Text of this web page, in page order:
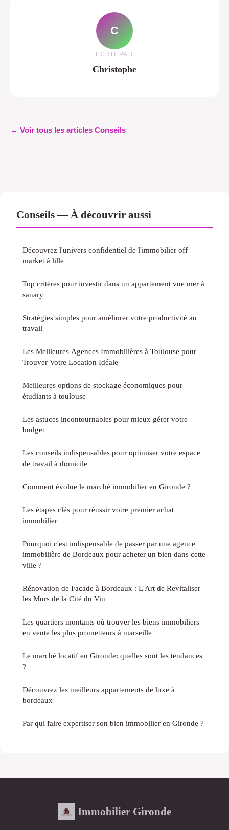
C
ECRIT PAR
Christophe
← Voir tous les articles Conseils
Conseils — À découvrir aussi
Découvrez l'univers confidentiel de l'immobilier off
market à lille
Top critères pour investir dans un appartement vue mer à
sanary
Stratégies simples pour améliorer votre productivité au
travail
Les Meilleures Agences Immobilières à Toulouse pour
Trouver Votre Location Idéale
Meilleures options de stockage économiques pour
étudiants à toulouse
Les astuces incontournables pour mieux gérer votre
budget
Les conseils indispensables pour optimiser votre espace
de travail à domicile
Comment évolue le marché immobilier en Gironde ?
Les étapes clés pour réussir votre premier achat
immobilier
Pourquoi c'est indispensable de passer par une agence
immobilière de Bordeaux pour acheter un bien dans cette
ville ?
Rénovation de Façade à Bordeaux : L'Art de Revitaliser
les Murs de la Cité du Vin
Les quartiers montants où trouver les biens immobiliers
en vente les plus prometteurs à marseille
Le marché locatif en Gironde: quelles sont les tendances
?
Découvrez les meilleurs appartements de luxe à
bordeaux
Par qui faire expertiser son bien immobilier en Gironde ?
Immobilier Gironde